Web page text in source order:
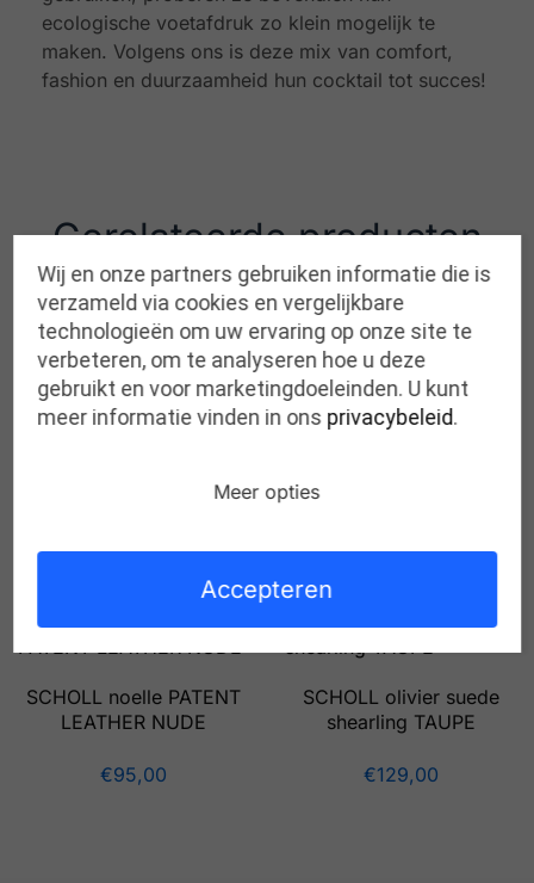
ecologische voetafdruk zo klein mogelijk te
maken. Volgens ons is deze mix van comfort,
fashion en duurzaamheid hun cocktail tot succes!
Gerelateerde producten
SCHOLL alida BLACK
€45,00
SCHOLL nicole TAUPE
€69,00 €40,00
SCHOLL noelle PATENT
LEATHER NUDE
€95,00
SCHOLL olivier suede
shearling TAUPE
€129,00
Wij en onze partners gebruiken informatie die is
verzameld via cookies en vergelijkbare
technologieën om uw ervaring op onze site te
verbeteren, om te analyseren hoe u deze
gebruikt en voor marketingdoeleinden. U kunt
meer informatie vinden in ons privacybeleid.
Meer opties
Accepteren